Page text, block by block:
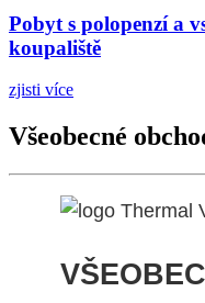
Pobyt s polopenzí a
koupaliště
zjisti více
Všeobecné